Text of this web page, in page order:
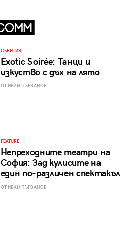
СЪБИТИЯ
Exotic Soirée: Танци и
изкуство с дъх на лято
ОТ ИВАН ПЪРВАНОВ
FEATURE
Непреходните театри на
София: Зад кулисите на
един по-различен спектакъл
ОТ ИВАН ПЪРВАНОВ